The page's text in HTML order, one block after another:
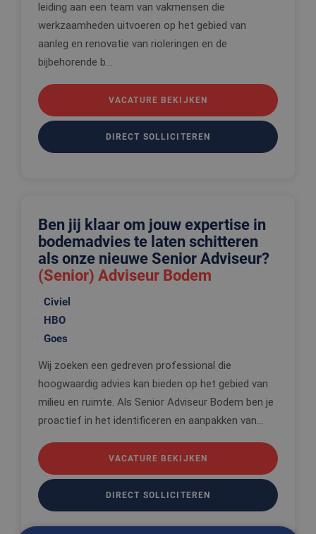
leiding aan een team van vakmensen die
werkzaamheden uitvoeren op het gebied van
aanleg en renovatie van rioleringen en de
bijbehorende b...
VACATURE BEKIJKEN
DIRECT SOLLICITEREN
Ben jij klaar om jouw expertise in
bodemadvies te laten schitteren
als onze nieuwe Senior Adviseur?
(Senior) Adviseur Bodem
Civiel
HBO
Goes
Wij zoeken een gedreven professional die
hoogwaardig advies kan bieden op het gebied van
milieu en ruimte. Als Senior Adviseur Bodem ben je
proactief in het identificeren en aanpakken van...
VACATURE BEKIJKEN
DIRECT SOLLICITEREN